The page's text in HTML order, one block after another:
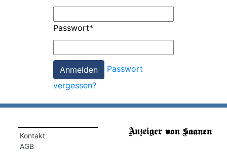
Passwort*
Passwort
vergessen?
Kontakt
AGB